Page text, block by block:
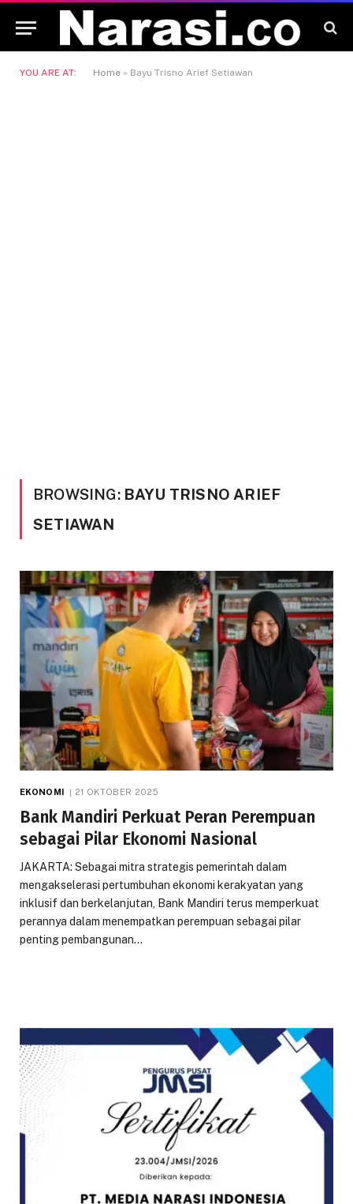
YOU ARE AT: Home » Bayu Trisno Arief Setiawan
BROWSING: BAYU TRISNO ARIEF
SETIAWAN
EKONOMI 21 OKTOBER 2025
Bank Mandiri Perkuat Peran Perempuan
sebagai Pilar Ekonomi Nasional
JAKARTA: Sebagai mitra strategis pemerintah dalam
mengakselerasi pertumbuhan ekonomi kerakyatan yang
inklusif dan berkelanjutan, Bank Mandiri terus memperkuat
perannya dalam menempatkan perempuan sebagai pilar
penting pembangunan…